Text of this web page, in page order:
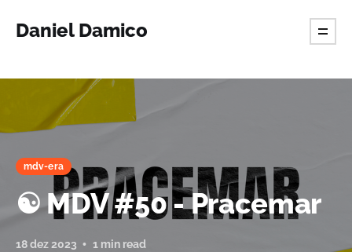
Daniel Damico
mdv-era
☯️ MDV #50 - Pracemar
18 dez 2023 1 min read